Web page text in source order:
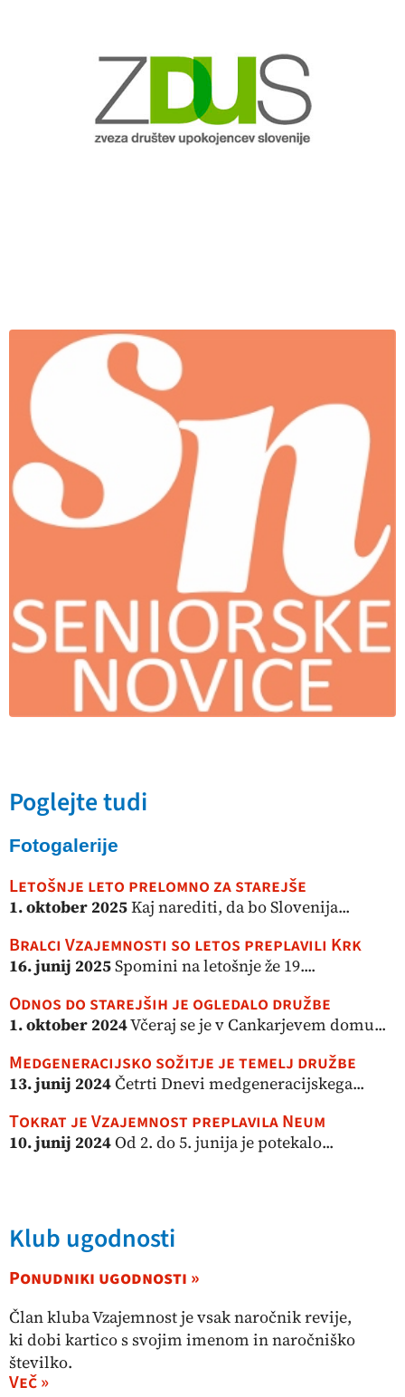
Poglejte tudi
Fotogalerije
Letošnje leto prelomno za starejše
1. oktober 2025Kaj narediti, da bo Slovenija...
Bralci Vzajemnosti so letos preplavili Krk
16. junij 2025Spomini na letošnje že 19....
Odnos do starejših je ogledalo družbe
1. oktober 2024Včeraj se je v Cankarjevem domu...
Medgeneracijsko sožitje je temelj družbe
13. junij 2024Četrti Dnevi medgeneracijskega...
Tokrat je Vzajemnost preplavila Neum
10. junij 2024Od 2. do 5. junija je potekalo...
Klub ugodnosti
Ponudniki ugodnosti »
Član kluba Vzajemnost je vsak naročnik revije,
ki dobi kartico s svojim imenom in naročniško
številko.
Več »